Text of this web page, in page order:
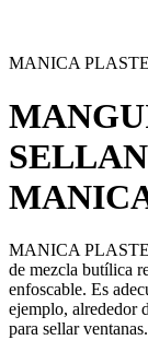
MANICA
MANICA
de mezcla butílica
enfoscable. Es
ejemplo, alrededor
para sellar ventanas.